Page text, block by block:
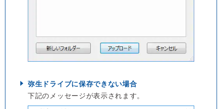
弥生ドライブに保存できない場合
下記のメッセージが表示されます。